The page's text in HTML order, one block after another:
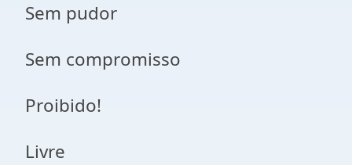
Sem pudor
Sem compromisso
Proibido!
Livre